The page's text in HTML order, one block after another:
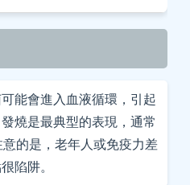
能會進入血液循環，引起
燒是最典型的表現，通常
的是，老年人或免疫力差
陷阱。